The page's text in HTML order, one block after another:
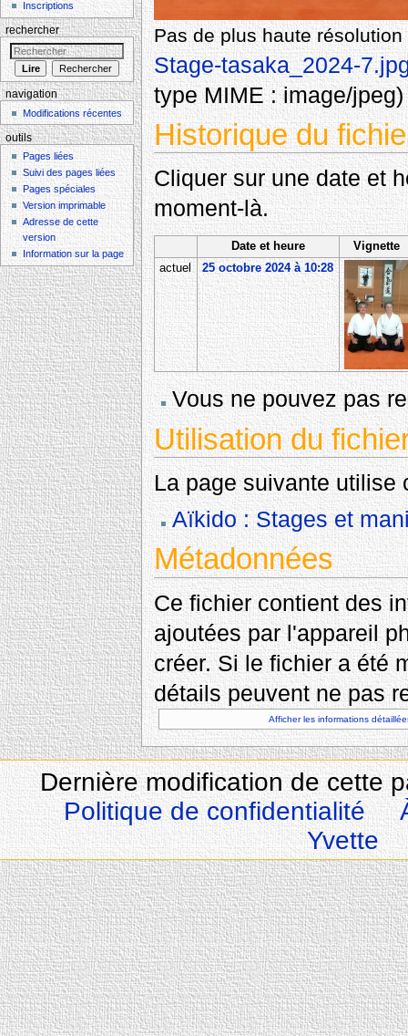
Pas de plus haute
Stage-tasaka_2024-
type MIME :image/jpeg)
Historique du
Cliquer sur une date et
moment-là.
Date et heure
Vignette
actuel
25 octobre 2024 à 10:28
Vous ne pouvez pas
Utilisation du
La page suivante utilise
Aïkido : Stages et
Métadonnées
Ce fichier contient des
ajoutées par l'appareil
créer. Si le fichier a été
détails peuvent ne pas
Afficher les informations
Inscriptions
rechercher
navigation
Modifications récentes
outils
Pages liées
Suivi des pages liées
Pages spéciales
Version imprimable
Adresse de cette
version
Information sur la page
Dernière modification de cette
Politique de confidentialité
Yvette